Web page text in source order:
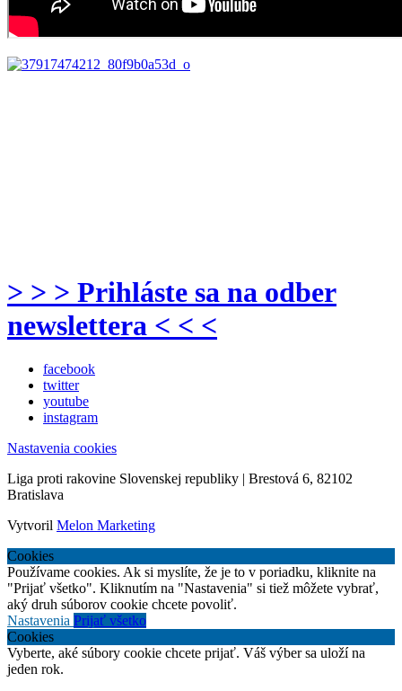
> > > Prihláste sa na odber
newslettera < < <
facebook
twitter
youtube
instagram
Nastavenia cookies
Liga proti rakovine Slovenskej republiky | Brestová 6, 82102
Bratislava
Vytvoril Melon Marketing
Cookies
Používame cookies. Ak si myslíte, že je to v poriadku, kliknite na
"Prijať všetko". Kliknutím na "Nastavenia" si tiež môžete vybrať,
aký druh súborov cookie chcete povoliť.
Nastavenia Prijať všetko
Cookies
Vyberte, aké súbory cookie chcete prijať. Váš výber sa uloží na
jeden rok.